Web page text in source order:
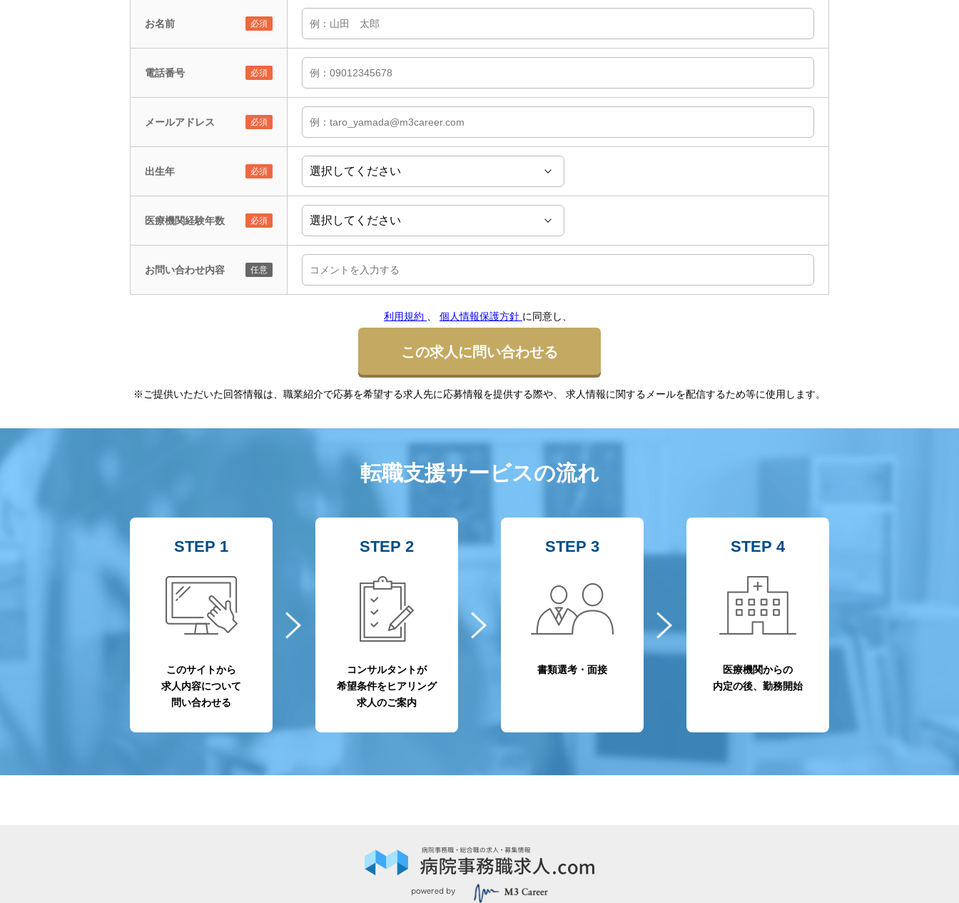
お名前
電話番号
メールアドレス
出生年
医療機関経験年数
お問い合わせ内容
利用規約 、 個人情報保護方針 に同意し、
この求人に問い合わせる
※ご提供いただいた回答情報は、職業紹介で応募を希望する求人先に応募情報を提供する際や、 求人情報に関するメールを配信するため等に使用します。
転職支援サービスの流れ
STEP 1
このサイトから
求人内容について
問い合わせる
STEP 2
コンサルタントが
希望条件をヒアリング
求人のご案内
STEP 3
書類選考・面接
STEP 4
医療機関からの
内定の後、勤務開始